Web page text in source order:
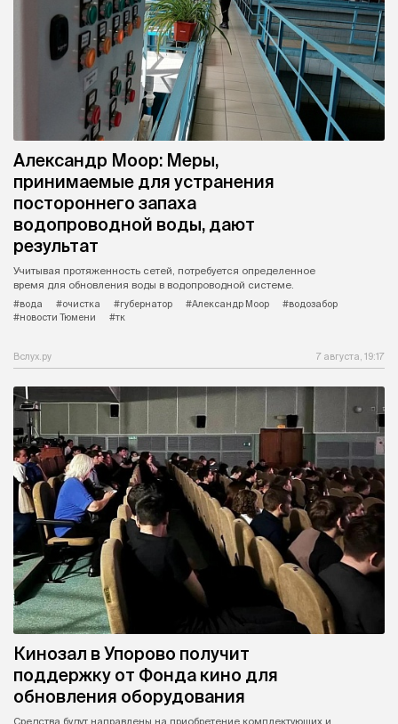
Александр Моор: Меры,
принимаемые для устранения
постороннего запаха
водопроводной воды, дают
результат
Учитывая протяженность сетей, потребуется определенное
время для обновления воды в водопроводной системе.
#вода
#очистка #губернатор #Александр Моор
#водозабор
#новости Тюмени
#тк
Вслух.ру 7 августа, 19:17
Кинозал в Упорово получит
поддержку от Фонда кино для
обновления оборудования
Средства будут направлены на приобретение комплектующих и